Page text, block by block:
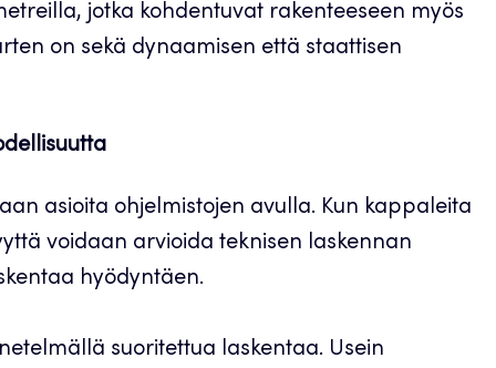
jotka kohdentuvat rakenteeseen myös
on sekä dynaamisen että staattisen
asioita ohjelmistojen avulla. Kun kappaleita
voidaan arvioida teknisen laskennan
hyödyntäen.
suoritettua laskentaa. Usein